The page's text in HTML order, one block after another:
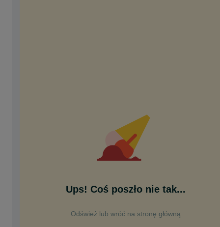
Ups! Coś poszło nie tak...
Odśwież lub wróć na stronę główną